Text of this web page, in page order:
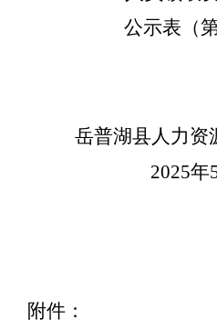
公示表（
岳普湖县人力资
2025年
附件 ：